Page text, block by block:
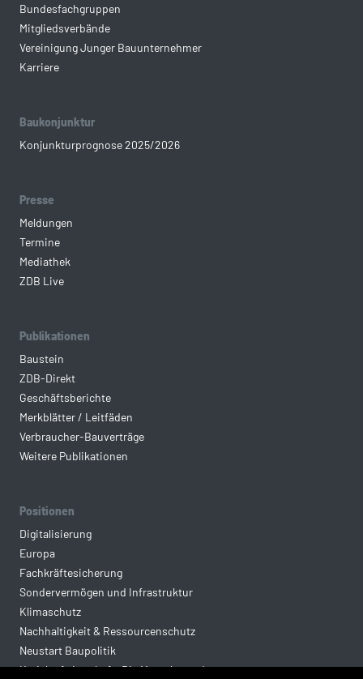
Bundesfachgruppen
Mitgliedsverbände
Vereinigung Junger Bauunternehmer
Karriere
Baukonjunktur
Konjunkturprognose 2025/2026
Presse
Meldungen
Termine
Mediathek
ZDB Live
Publikationen
Baustein
ZDB-Direkt
Geschäftsberichte
Merkblätter / Leitfäden
Verbraucher-Bauverträge
Weitere Publikationen
Positionen
Digitalisierung
Europa
Fachkräftesicherung
Sondervermögen und Infrastruktur
Klimaschutz
Nachhaltigkeit & Ressourcenschutz
Neustart Baupolitik
Kreislaufwirtschaft: Die Mantelverordnung